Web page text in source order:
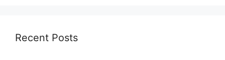
Recent Posts